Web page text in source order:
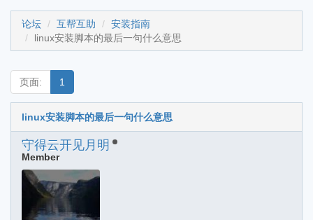
论坛 互帮互助
安装指南
linux安装脚本的最后一句什么意思
页面: 1
linux安装脚本的最后一句什么意思
守得云开见月明
Member